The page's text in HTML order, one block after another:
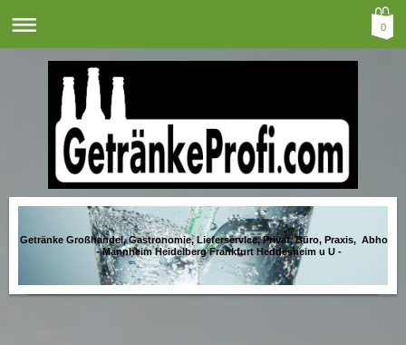
0
Getränke Großhandel, Gastronomie, Lieferservice, Privat, Büro, Praxis,
- Mannheim Heidelberg Frankfurt Heddesheim u U -